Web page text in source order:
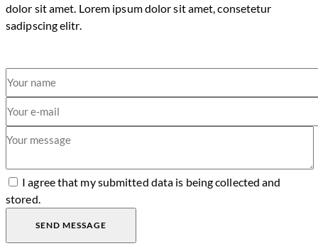
dolor sit amet. Lorem ipsum dolor sit amet, consetetur
sadipscing elitr.
I agree that my submitted data is being collected and
stored.
SEND MESSAGE